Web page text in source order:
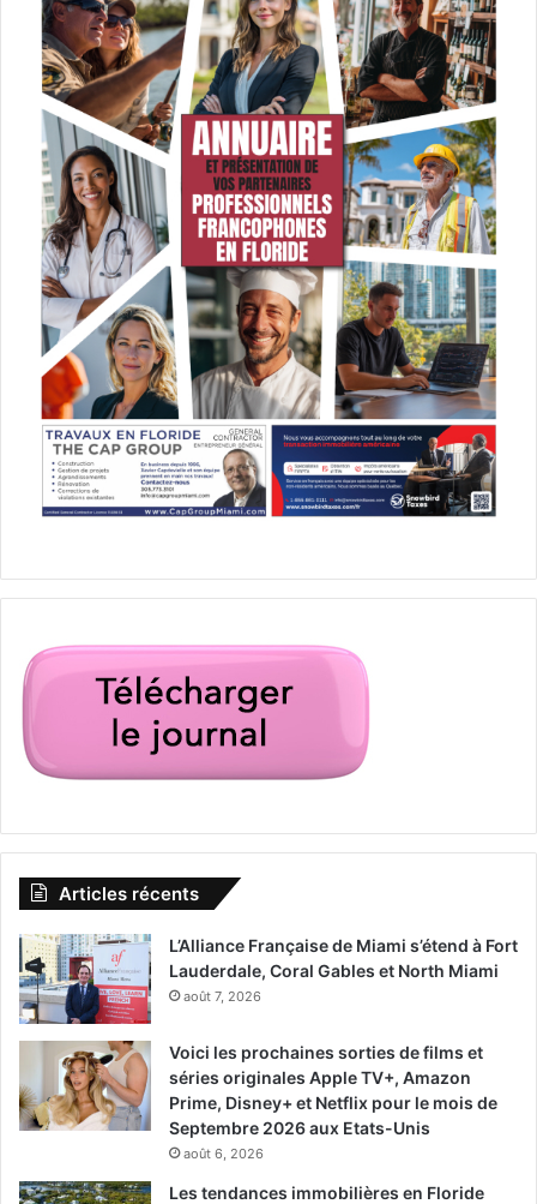
Située à Chicago dans une période de troubles, quatre
femmes qui n’ont rien en commun, à l’exception d’une
dette laissée par les activités criminelles de leurs maris
décédés, prennent leur destin en main et conspirent pour
se bâtir un avenir… à leur façon.
Un film de Steve McQueen avec Viola Davis, Michelle
Rodriguez, Elizabeth Debicki.
[ot-video type= »youtube »
url= »https://youtu.be/nN2yBBSRC78″]
The Last Race
Un documentaire sur un circuit de stock-car où d’étranges
traditions américaines perdurent dans un monde
transformé par la mondialisation.
Un film de Michael Dweck.
[ot-video type= »youtube »
url= »https://youtu.be/7J2lq4SuXeA »]
Le 16 novembre :
Articles récents
L’Alliance Française de Miami s’étend à Fort
Lauderdale, Coral Gables et North Miami
août 7, 2026
Voici les prochaines sorties de films et
séries originales Apple TV+, Amazon
Prime, Disney+ et Netflix pour le mois de
Septembre 2026 aux Etats-Unis
août 6, 2026
Les tendances immobilières en Floride